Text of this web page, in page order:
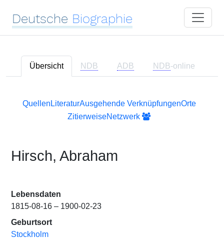
Deutsche Biographie
Übersicht NDB ADB NDB-online
Quellen LiteraturAusgehende VerknüpfungenOrte
ZitierweiseNetzwerk
Hirsch, Abraham
Lebensdaten
1815-08-16 – 1900-02-23
Geburtsort
Stockholm